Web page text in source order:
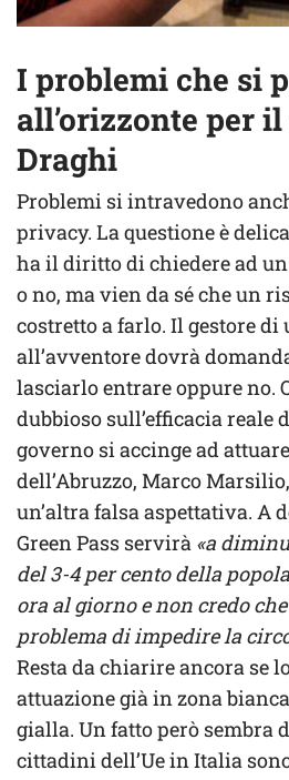
I problemi che si
all’orizzonte per
Draghi
Problemi si intravedono
privacy. La questione è
ha il diritto di chiedere ad
o no, ma vien da sé che un
costretto a farlo. Il gestore di
all’avventore dovrà
lasciarlo entrare oppure no.
dubbioso sull’efficacia reale
governo si accinge ad
dell’Abruzzo, Marco
un’altra falsa aspettativa. A
Green Pass servirà «a
del 3-4 per cento della
ora al giorno e non credo
problema di impedire la
Resta da chiarire ancora se
attuazione già in zona
gialla. Un fatto però sembra
cittadini dell’Ue in Italia